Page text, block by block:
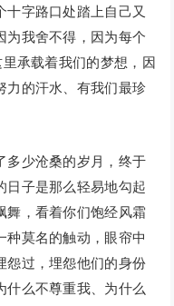
字路口处踏上自己又
为我舍不得，因为每个
里承载着我们的梦想，因
力的汗水、有我们最珍
少沧桑的岁月，终于
日子是那么轻易地勾起
舞，看着你们饱经风霜
种莫名的触动，眼帘中
怨过，埋怨他们的身份
什么不尊重我、为什么